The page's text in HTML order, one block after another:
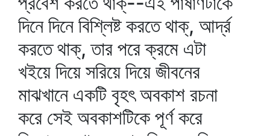
দিনে দিনে বিশ্লিষ্ট করতে থাক্‌, আর্দ্র
করতে থাক্‌, তার পরে ক্রমে এটা
খইয়ে দিয়ে সরিয়ে দিয়ে জীবনের
মাঝখানে একটি বৃহৎ অবকাশ রচনা
করে সেই অবকাশটিকে পূর্ণ করে